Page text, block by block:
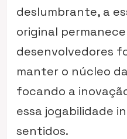
deslumbrante, a
original
desenvolvedores
manter o núcleo
focando a
essa jogabilidade
sentidos.